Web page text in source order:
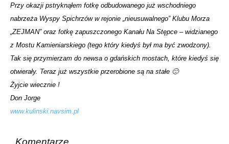
Przy okazji pstryknąłem fotkę odbudowanego już wschodniego
nabrzeża Wyspy Spichrzów w rejonie „nieusuwalnego” Klubu Morza
„ZEJMAN” oraz fotkę zapuszczonego Kanału Na Stępce – widzianego
z Mostu Kamieniarskiego (tego który kiedyś był ma być zwodzony).
Tak się przymierzam do newsa o gdańskich mostach, które kiedyś się
otwierały. Teraz już wszystkie przerobione są na stałe 🙁
Żyjcie wiecznie !
Don Jorge
www.kulinski.navsim.pl
Komentarze